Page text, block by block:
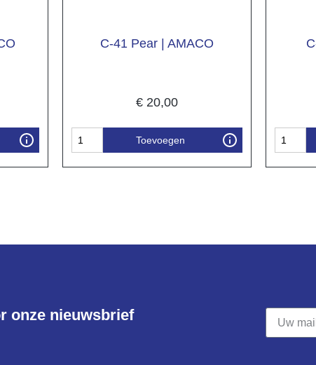
C-41 Pear | AMACO
€ 20,00
Toevoegen
onze nieuwsbrief​